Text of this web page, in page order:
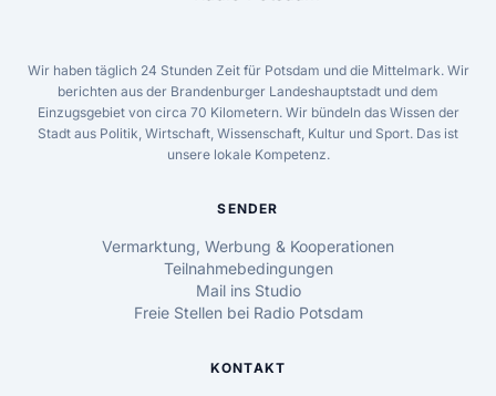
Wir haben täglich 24 Stunden Zeit für Potsdam und die Mittelmark. Wir
berichten aus der Brandenburger Landeshauptstadt und dem
Einzugsgebiet von circa 70 Kilometern. Wir bündeln das Wissen der
Stadt aus Politik, Wirtschaft, Wissenschaft, Kultur und Sport. Das ist
unsere lokale Kompetenz.
SENDER
Vermarktung, Werbung & Kooperationen
Teilnahmebedingungen
Mail ins Studio
Freie Stellen bei Radio Potsdam
KONTAKT